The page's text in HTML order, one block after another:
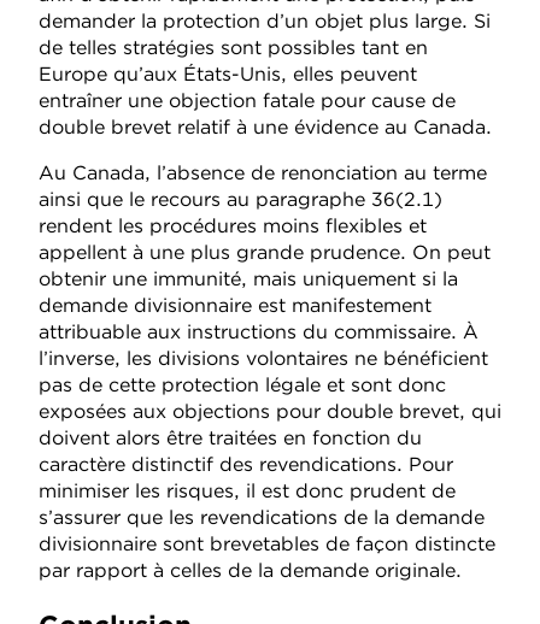
demander la protection d’un objet plus large. Si
de telles stratégies sont possibles tant en
Europe qu’aux États-Unis, elles peuvent
entraîner une objection fatale pour cause de
double brevet relatif à une évidence au Canada.
Au Canada, l’absence de renonciation au terme
ainsi que le recours au paragraphe 36(2.1)
rendent les procédures moins flexibles et
appellent à une plus grande prudence. On peut
obtenir une immunité, mais uniquement si la
demande divisionnaire est manifestement
attribuable aux instructions du commissaire. À
l’inverse, les divisions volontaires ne bénéficient
pas de cette protection légale et sont donc
exposées aux objections pour double brevet, qui
doivent alors être traitées en fonction du
caractère distinctif des revendications. Pour
minimiser les risques, il est donc prudent de
s’assurer que les revendications de la demande
divisionnaire sont brevetables de façon distincte
par rapport à celles de la demande originale.